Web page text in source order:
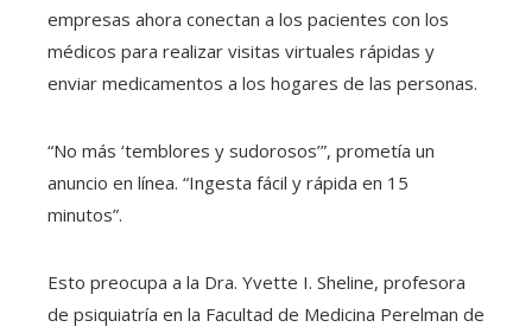
empresas ahora conectan a los pacientes con los
médicos para realizar visitas virtuales rápidas y
enviar medicamentos a los hogares de las personas.
“No más ‘temblores y sudorosos’”, prometía un
anuncio en línea. “Ingesta fácil y rápida en 15
minutos”.
Esto preocupa a la Dra. Yvette I. Sheline, profesora
de psiquiatría en la Facultad de Medicina Perelman de